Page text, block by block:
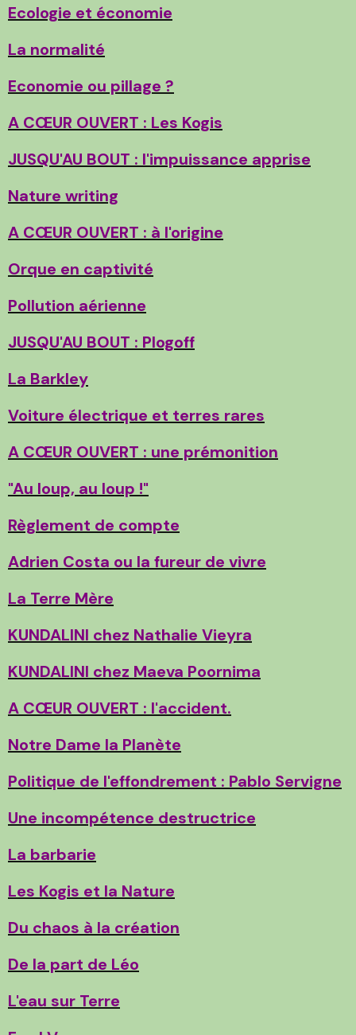
Ecologie et économie
La normalité
Economie ou pillage ?
A CŒUR OUVERT : Les Kogis
JUSQU'AU BOUT : l'impuissance apprise
Nature writing
A CŒUR OUVERT : à l'origine
Orque en captivité
Pollution aérienne
JUSQU'AU BOUT : Plogoff
La Barkley
Voiture électrique et terres rares
A CŒUR OUVERT : une prémonition
"Au loup, au loup !"
Règlement de compte
Adrien Costa ou la fureur de vivre
La Terre Mère
KUNDALINI chez Nathalie Vieyra
KUNDALINI chez Maeva Poornima
A CŒUR OUVERT : l'accident.
Notre Dame la Planète
Politique de l'effondrement : Pablo Servigne
Une incompétence destructrice
La barbarie
Les Kogis et la Nature
Du chaos à la création
De la part de Léo
L'eau sur Terre